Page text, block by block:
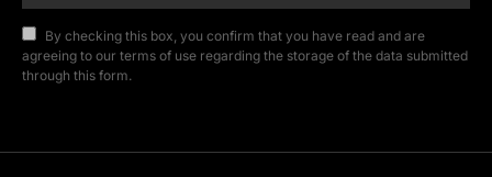
By checking this box, you confirm that you have read and are
agreeing to our terms of use regarding the storage of the data submitted
through this form.